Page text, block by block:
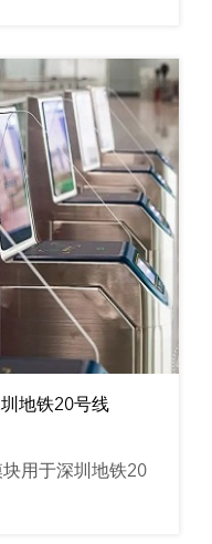
地铁20号线
用于深圳地铁20